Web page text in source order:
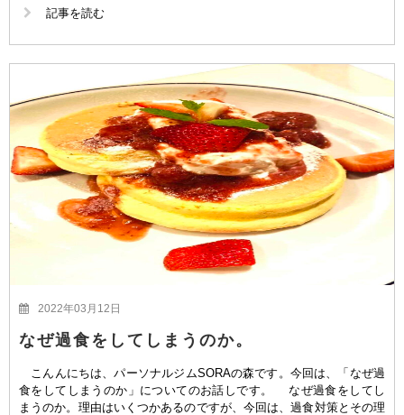
記事を読む
2022年03月12日
なぜ過食をしてしまうのか。
こんんにちは、パーソナルジムSORAの森です。今回は、「なぜ過
食をしてしまうのか」についてのお話しです。 なぜ過食をしてし
まうのか。理由はいくつかあるのですが、今回は、過食対策とその理